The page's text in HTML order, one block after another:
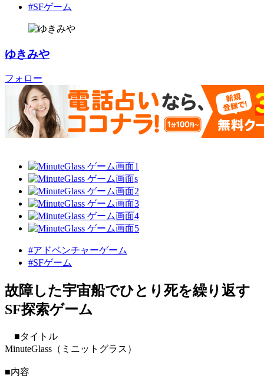
#SFゲーム
ゆきみや
フォロー
#アドベンチャーゲーム
#SFゲーム
故障した宇宙船でひとり死を繰り返す
SF探索ゲーム
■タイトル
MinuteGlass（ミニットグラス）
■内容